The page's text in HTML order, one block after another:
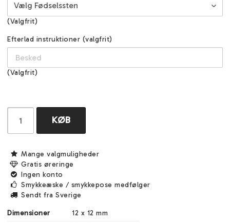
(Valgfrit)
Efterlad instruktioner (valgfrit)
(Valgfrit)
KØB
Mange valgmuligheder
Gratis øreringe
Ingen konto
Smykkeæske / smykkepose medfølger
Sendt fra Sverige
Dimensioner
12 x 12 mm